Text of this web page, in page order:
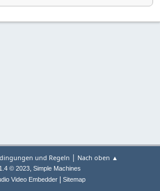
und Regeln | Nach oben ▲
© 2023, Simple Machines
Video Embedder
Sitemap